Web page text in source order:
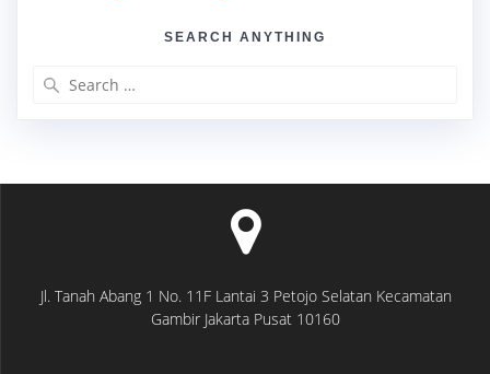
SEARCH ANYTHING
Jl. Tanah Abang 1 No. 11F Lantai 3 Petojo Selatan Kecamatan
Gambir Jakarta Pusat 10160